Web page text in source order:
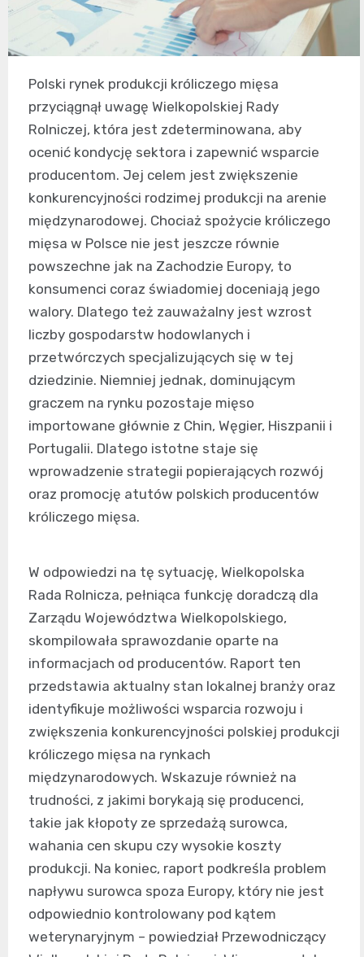
Polski rynek produkcji króliczego mięsa
przyciągnął uwagę Wielkopolskiej Rady
Rolniczej, która jest zdeterminowana, aby
ocenić kondycję sektora i zapewnić wsparcie
producentom. Jej celem jest zwiększenie
konkurencyjności rodzimej produkcji na arenie
międzynarodowej. Chociaż spożycie króliczego
mięsa w Polsce nie jest jeszcze równie
powszechne jak na Zachodzie Europy, to
konsumenci coraz świadomiej doceniają jego
walory. Dlatego też zauważalny jest wzrost
liczby gospodarstw hodowlanych i
przetwórczych specjalizujących się w tej
dziedzinie. Niemniej jednak, dominującym
graczem na rynku pozostaje mięso
importowane głównie z Chin, Węgier, Hiszpanii i
Portugalii. Dlatego istotne staje się
wprowadzenie strategii popierających rozwój
oraz promocję atutów polskich producentów
króliczego mięsa.
W odpowiedzi na tę sytuację, Wielkopolska
Rada Rolnicza, pełniąca funkcję doradczą dla
Zarządu Województwa Wielkopolskiego,
skompilowała sprawozdanie oparte na
informacjach od producentów. Raport ten
przedstawia aktualny stan lokalnej branży oraz
identyfikuje możliwości wsparcia rozwoju i
zwiększenia konkurencyjności polskiej produkcji
króliczego mięsa na rynkach
międzynarodowych. Wskazuje również na
trudności, z jakimi borykają się producenci,
takie jak kłopoty ze sprzedażą surowca,
wahania cen skupu czy wysokie koszty
produkcji. Na koniec, raport podkreśla problem
napływu surowca spoza Europy, który nie jest
odpowiednio kontrolowany pod kątem
weterynaryjnym – powiedział Przewodniczący